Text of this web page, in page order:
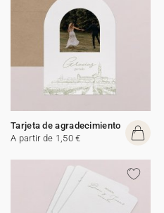
Tarjeta de agradecimiento
A partir de 1,50 €